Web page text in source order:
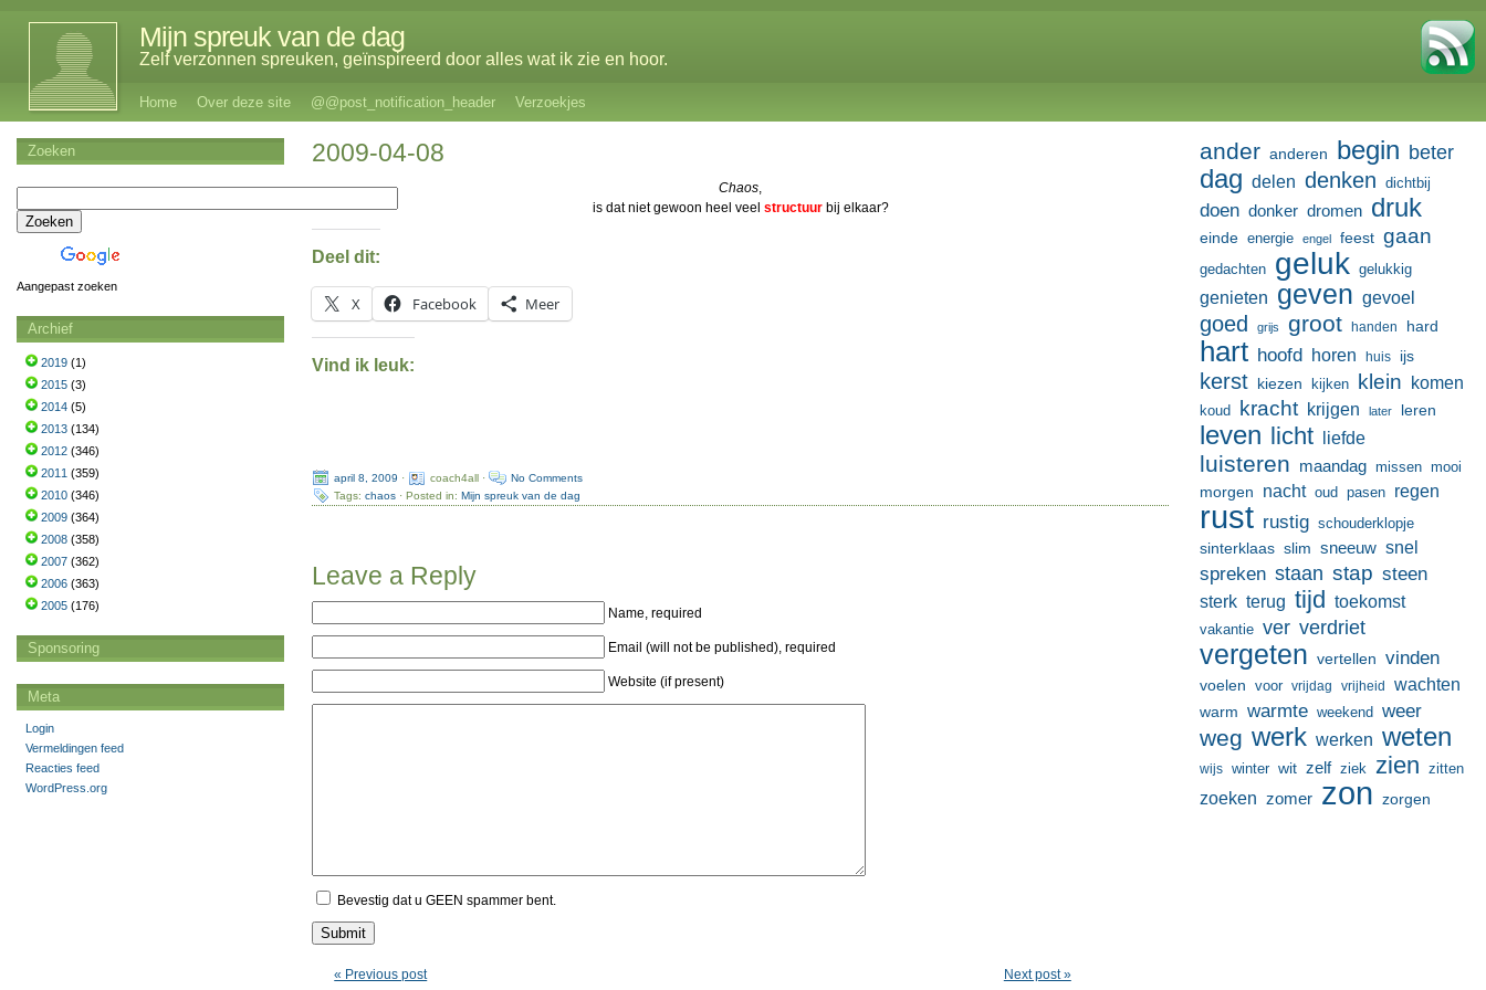
Mijn spreuk van de dag
Zelf verzonnen spreuken, geïnspireerd door alles wat ik zie en hoor.
Home Over deze site @@post_notification_header Verzoekjes
2009-04-08
Chaos,
is dat niet gewoon heel veel structuur bij elkaar?
Deel dit:
X Facebook Meer
Vind ik leuk:
april 8, 2009 · coach4all ·
No Comments
Tags:chaos · Posted in:Mijn spreuk van de dag
Leave a Reply
Name, required
Email (will not be published), required
Website (if present)
Bevestig dat u GEEN spammer bent.
« Previous post Next post »
ander anderen begin beter
dag delen denken dichtbij
doen donker dromen druk
einde energie engel feest gaan
gedachten geluk gelukkig
genieten geven gevoel
goed grijs groot handen hard
hart hoofd horen huis ijs
kerst kiezen kijken klein komen
koud kracht krijgen later leren
leven licht liefde
luisteren maandag missen mooi
morgen nacht oud pasen regen
rust rustig schouderklopje
sinterklaas slim sneeuw snel
spreken staan stap steen
sterk terug tijd toekomst
vakantie ver verdriet
vergeten vertellen vinden
voelen voor vrijdag vrijheid wachten
warm warmte weekend weer
weg werk werken weten
wijs winter wit zelf ziek zien zitten
zoeken zomer zon zorgen
Zoeken
Aangepast zoeken
Archief
2019 (1)
2015 (3)
2014 (5)
2013 (134)
2012 (346)
2011 (359)
2010 (346)
2009 (364)
2008 (358)
2007 (362)
2006 (363)
2005 (176)
Sponsoring
Meta
Login
Vermeldingen feed
Reacties feed
WordPress.org